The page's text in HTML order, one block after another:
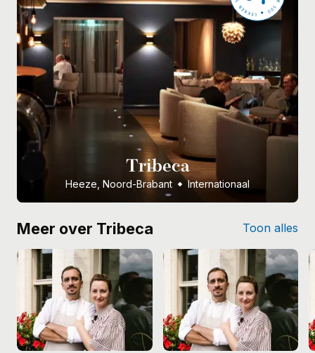
Tribeca
Heeze, Noord-Brabant Internationaal
Meer over Tribeca Toon alles